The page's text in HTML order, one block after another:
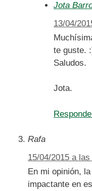
Jota
13/04/
te guste.
Saludos.
Jota.
Rafa
15/04/2015 a
En mi opinión,
impactante en